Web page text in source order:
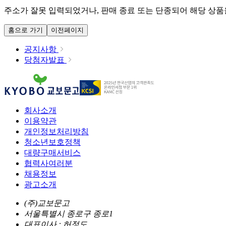
주소가 잘못 입력되었거나, 판매 종료 또는 단종되어 해당 상
홈으로 가기 이전페이지
공지사항
당첨자발표
회사소개
이용약관
개인정보처리방침
청소년보호정책
대량구매서비스
협력사여러분
채용정보
광고소개
(주)교보문고
서울특별시 종로구 종로1
대표이사 : 허정도